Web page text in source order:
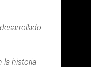
la historia